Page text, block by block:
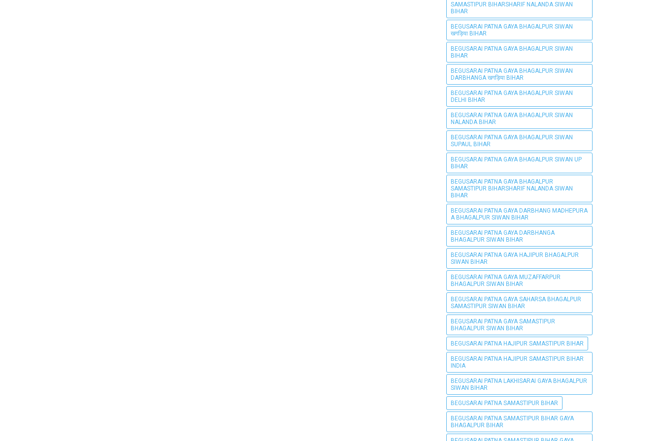
SAMASTIPUR BIHARSHARIF NALANDA SIWAN
BIHAR
BEGUSARAI PATNA GAYA BHAGALPUR SIWAN
खगड़िया BIHAR
BEGUSARAI PATNA GAYA BHAGALPUR SIWAN
BIHAR
BEGUSARAI PATNA GAYA BHAGALPUR SIWAN
DARBHANGA खगड़िया BIHAR
BEGUSARAI PATNA GAYA BHAGALPUR SIWAN
DELHI BIHAR
BEGUSARAI PATNA GAYA BHAGALPUR SIWAN
NALANDA BIHAR
BEGUSARAI PATNA GAYA BHAGALPUR SIWAN
SUPAUL BIHAR
BEGUSARAI PATNA GAYA BHAGALPUR SIWAN UP
BIHAR
BEGUSARAI PATNA GAYA BHAGALPUR
SAMASTIPUR BIHARSHARIF NALANDA SIWAN
BIHAR
BEGUSARAI PATNA GAYA DARBHANG MADHEPURA
A BHAGALPUR SIWAN BIHAR
BEGUSARAI PATNA GAYA DARBHANGA
BHAGALPUR SIWAN BIHAR
BEGUSARAI PATNA GAYA HAJIPUR BHAGALPUR
SIWAN BIHAR
BEGUSARAI PATNA GAYA MUZAFFARPUR
BHAGALPUR SIWAN BIHAR
BEGUSARAI PATNA GAYA SAHARSA BHAGALPUR
SAMASTIPUR SIWAN BIHAR
BEGUSARAI PATNA GAYA SAMASTIPUR
BHAGALPUR SIWAN BIHAR
BEGUSARAI PATNA HAJIPUR SAMASTIPUR BIHAR
BEGUSARAI PATNA HAJIPUR SAMASTIPUR BIHAR
INDIA
BEGUSARAI PATNA LAKHISARAI GAYA BHAGALPUR
SIWAN BIHAR
BEGUSARAI PATNA SAMASTIPUR BIHAR
BEGUSARAI PATNA SAMASTIPUR BIHAR GAYA
BHAGALPUR BIHAR